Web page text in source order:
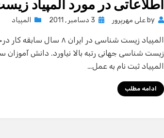
اطلاعاتی در مورد المپیاد
by علی مهرپرور
Posted
3 دسامبر , 2011 المپیاد
المپیاد زیست شناسی در
زیست شناسی جهانی رتبه بالا نیاورد. دانش
المپیاد ثبت نام به عمل…
ادامه مطلب